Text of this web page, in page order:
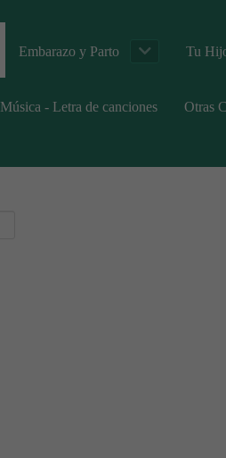
Embarazo y Parto Tu
Música - Letra de canciones Otras